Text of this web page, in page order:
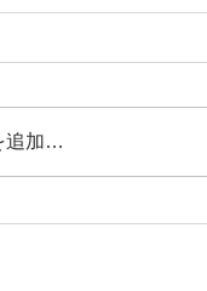
ジューク 左Frド
追加…